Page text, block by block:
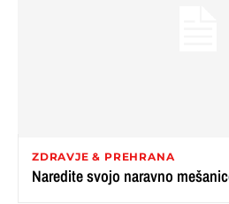
ZDRAVJE & PREHRANA
Naredite svojo naravno